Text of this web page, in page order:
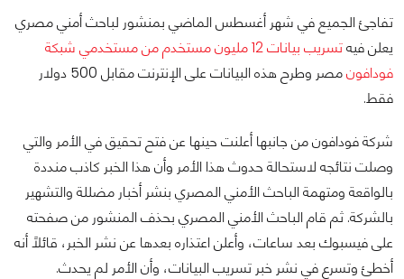
تفاجئ الجميع في شهر أغسطس الماضي بمنشور لباحث أمني مصري
يعلن فيه
تسريب بيانات 12 مليون مستخدم من مستخدمي شبكة
فودافون
مصر وطرح هذه البيانات على الإنترنت مقابل 500 دولار
فقط.
شركة فودافون من جانبها أعلنت حينها عن فتح تحقيق في الأمر والتي
وصلت نتائجه لاستحالة حدوث هذا الأمر وأن هذا الخبر كاذب منددة
بالواقعة ومتهمة الباحث الأمني المصري بنشر أخبار مضللة والتشهير
بالشركة. ثم قام الباحث الأمني المصري بحذف المنشور من صفحته
على فيسبوك بعد ساعات، وأعلن اعتذاره بعدها عن نشر الخبر، قائلاً أنه
أخطئ وتسرع في نشر خبر تسريب البيانات، وأن الأمر لم يحدث.